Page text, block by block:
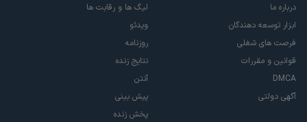
درباره ما
ابزار توسعه دهندگان
فرصت های شغلی
قوانین و مقررات
DMCA
آگهی دولتی
لیگ ها و رقابت ها
ویدئو
روزنامه
نتایج زنده
آنتن
پیش بینی
پخش زنده